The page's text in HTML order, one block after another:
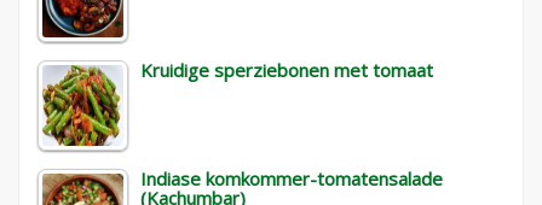
Kruidige sperziebonen met tomaat
Indiase komkommer-tomatensalade
(Kachumbar)